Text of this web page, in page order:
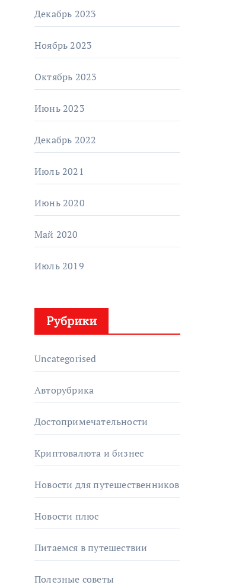
Декабрь 2023
Ноябрь 2023
Октябрь 2023
Июнь 2023
Декабрь 2022
Июль 2021
Июнь 2020
Май 2020
Июль 2019
Рубрики
Uncategorised
Авторубрика
Достопримечательности
Криптовалюта и бизнес
Новости для путешественников
Новости плюс
Питаемся в путешествии
Полезные советы